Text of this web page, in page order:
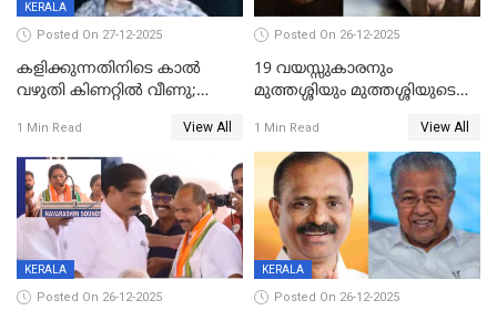
KERALA
Posted On 27-12-2025
കളിക്കുന്നതിനിടെ കാൽ
വഴുതി കിണറ്റിൽ വീണു;
ദാരുണാന്ത്യം
1 Min Read View All
Posted On 26-12-2025
19 വയസ്സുകാരനും
മുത്തശ്ശിയും മുത്തശ്ശിയുടെ
മരിച്ചനിലയിൽ
1 Min Read View All
KERALA
Posted On 26-12-2025
KERALA
Posted On 26-12-2025